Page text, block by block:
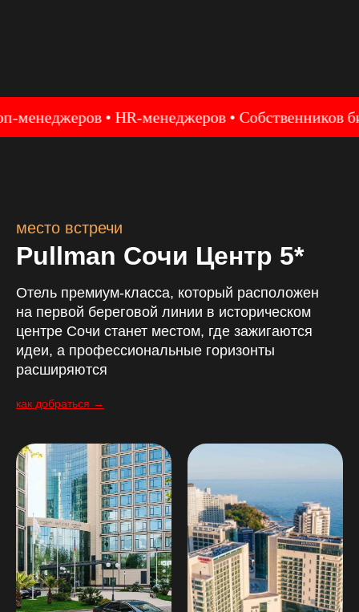
• HR-менеджеров • Собственников
место встречи
Pullman Сочи Центр 5*
Отель премиум-класса, который расположен
на первой береговой линии в историческом
центре Сочи станет местом, где зажигаются
идеи, а профессиональные горизонты
расширяются
как добраться →